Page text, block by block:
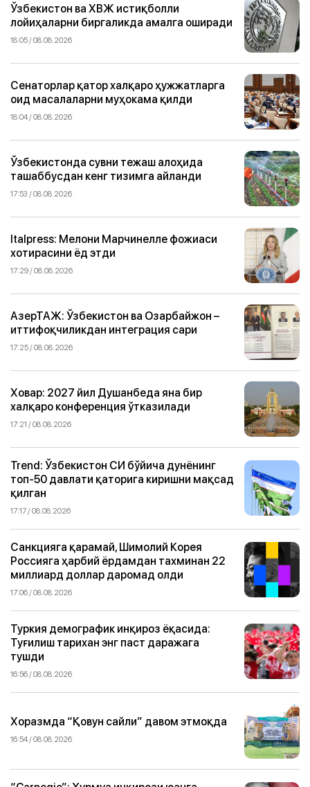
Ўзбекистон ва ХВЖ истиқболли
лойиҳаларни биргаликда амалга оширади
18:05 / 08.08.2026
Сенаторлар қатор халқаро ҳужжатларга
оид масалаларни муҳокама қилди
18:04 / 08.08.2026
Ўзбекистонда сувни тежаш алоҳида
ташаббусдан кенг тизимга айланди
17:53 / 08.08.2026
Italpress: Мелони Марчинелле фожиаси
хотирасини ёд этди
17:29 / 08.08.2026
АзерТАЖ: Ўзбекистон ва Озарбайжон –
иттифоқчиликдан интеграция сари
17:25 / 08.08.2026
Ховар: 2027 йил Душанбеда яна бир
халқаро конференция ўтказилади
17:21 / 08.08.2026
Trend: Ўзбекистон СИ бўйича дунёнинг
топ-50 давлати қаторига киришни мақсад
қилган
17:17 / 08.08.2026
Санкцияга қарамай, Шимолий Корея
Россияга ҳарбий ёрдамдан тахминан 22
миллиард доллар даромад олди
17:06 / 08.08.2026
Туркия демографик инқироз ёқасида:
Туғилиш тарихан энг паст даражага
тушди
16:56 / 08.08.2026
Хоразмда “Қовун сайли” давом этмоқда
16:54 / 08.08.2026